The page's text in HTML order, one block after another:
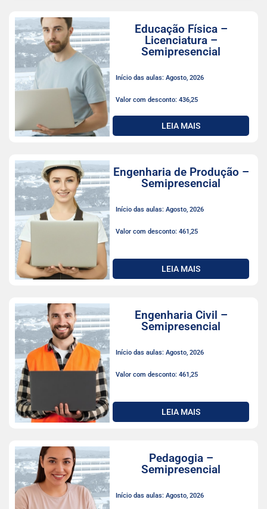
Educação Física –
Licenciatura –
Semipresencial
Início das aulas: Agosto, 2026
Valor com desconto: 436,25
LEIA MAIS
Engenharia de Produção –
Semipresencial
Início das aulas: Agosto, 2026
Valor com desconto: 461,25
LEIA MAIS
Engenharia Civil –
Semipresencial
Início das aulas: Agosto, 2026
Valor com desconto: 461,25
LEIA MAIS
Pedagogia –
Semipresencial
Início das aulas: Agosto, 2026